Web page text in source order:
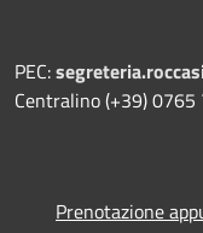
PEC:
Centralino (+39) 0765
Prenotazione